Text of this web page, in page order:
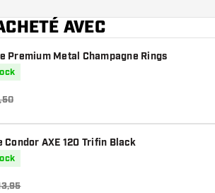
AVEC
Premium Metal Champagne Rings
Condor AXE 120 Trifin Black